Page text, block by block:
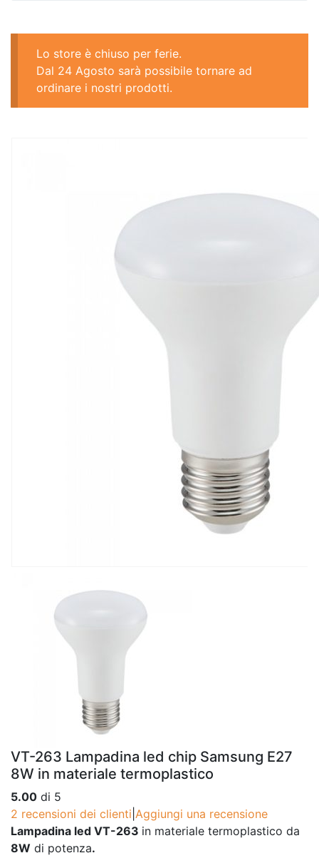
Lo store è chiuso per ferie.
Dal 24 Agosto sarà possibile tornare ad
ordinare i nostri prodotti.
VT-263 Lampadina led chip Samsung E27
8W in materiale termoplastico
5.00 di 5
2 recensioni dei clienti Aggiungi una recensione
Lampadina led VT-263 in materiale termoplastico da
8W di potenza.